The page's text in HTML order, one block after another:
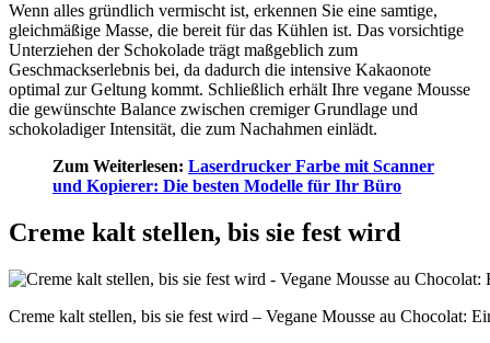
Wenn alles gründlich vermischt ist, erkennen Sie eine samtige,
gleichmäßige Masse, die bereit für das Kühlen ist. Das vorsichtige
Unterziehen der Schokolade trägt maßgeblich zum
Geschmackserlebnis bei, da dadurch die intensive Kakaonote
optimal zur Geltung kommt. Schließlich erhält Ihre vegane Mousse
die gewünschte Balance zwischen cremiger Grundlage und
schokoladiger Intensität, die zum Nachahmen einlädt.
Zum Weiterlesen: Laserdrucker Farbe mit Scanner
und Kopierer: Die besten Modelle für Ihr Büro
Creme kalt stellen, bis sie fest wird
Creme kalt stellen, bis sie fest wird – Vegane Mousse au Chocolat: